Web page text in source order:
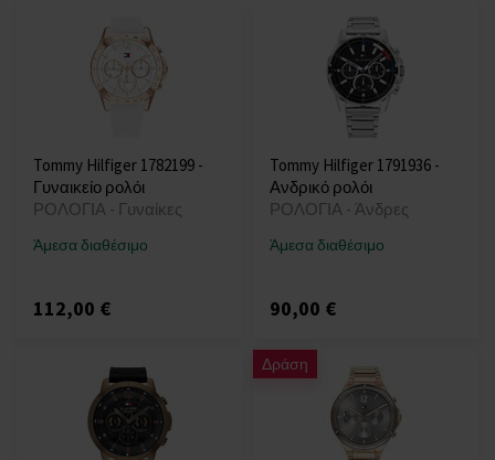
Tommy Hilfiger 1782199 -
Γυναικείο ρολόι
ΡΟΛΟΓΙΑ - Γυναίκες
Άμεσα διαθέσιμο
112,00 €
Tommy Hilfiger 1791936 -
Ανδρικό ρολόι
ΡΟΛΟΓΙΑ - Άνδρες
Άμεσα διαθέσιμο
90,00 €
Δράση